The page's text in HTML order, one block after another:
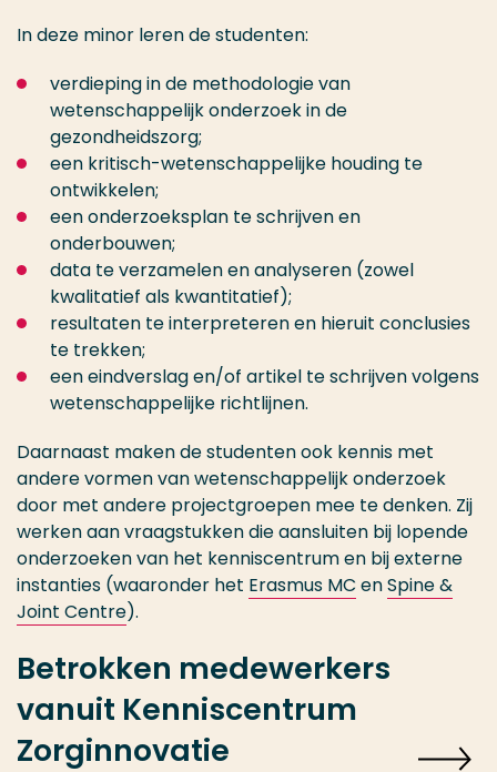
In deze minor leren de studenten:
verdieping in de methodologie van
wetenschappelijk onderzoek in de
gezondheidszorg;
een kritisch-wetenschappelijke houding te
ontwikkelen;
een onderzoeksplan te schrijven en
onderbouwen;
data te verzamelen en analyseren (zowel
kwalitatief als kwantitatief);
resultaten te interpreteren en hieruit conclusies
te trekken;
een eindverslag en/of artikel te schrijven volgens
wetenschappelijke richtlijnen.
Daarnaast maken de studenten ook kennis met
andere vormen van wetenschappelijk onderzoek
door met andere projectgroepen mee te denken. Zij
werken aan vraagstukken die aansluiten bij lopende
onderzoeken van het kenniscentrum en bij externe
instanties (waaronder het Erasmus MC enSpine &
Joint Centre).
Betrokken medewerkers
vanuit Kenniscentrum
Zorginnovatie